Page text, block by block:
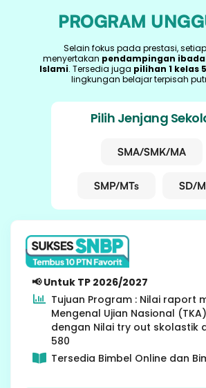
PROGRAM
Selain fokus pada prestasi,
menyertakan pendampingan
Islami. Tersedia juga pilihan 1 kelas
lingkungan belajar terpisah
Pilih Jenjang
SMA/SMK/MA
SMP/MTs SD/
📢 Untuk TP 2026/2027
Tujuan Program : Nilai raport
Mengenal Ujian Nasional
dengan Nilai try out skolastik
580
Tersedia Bimbel Online dan